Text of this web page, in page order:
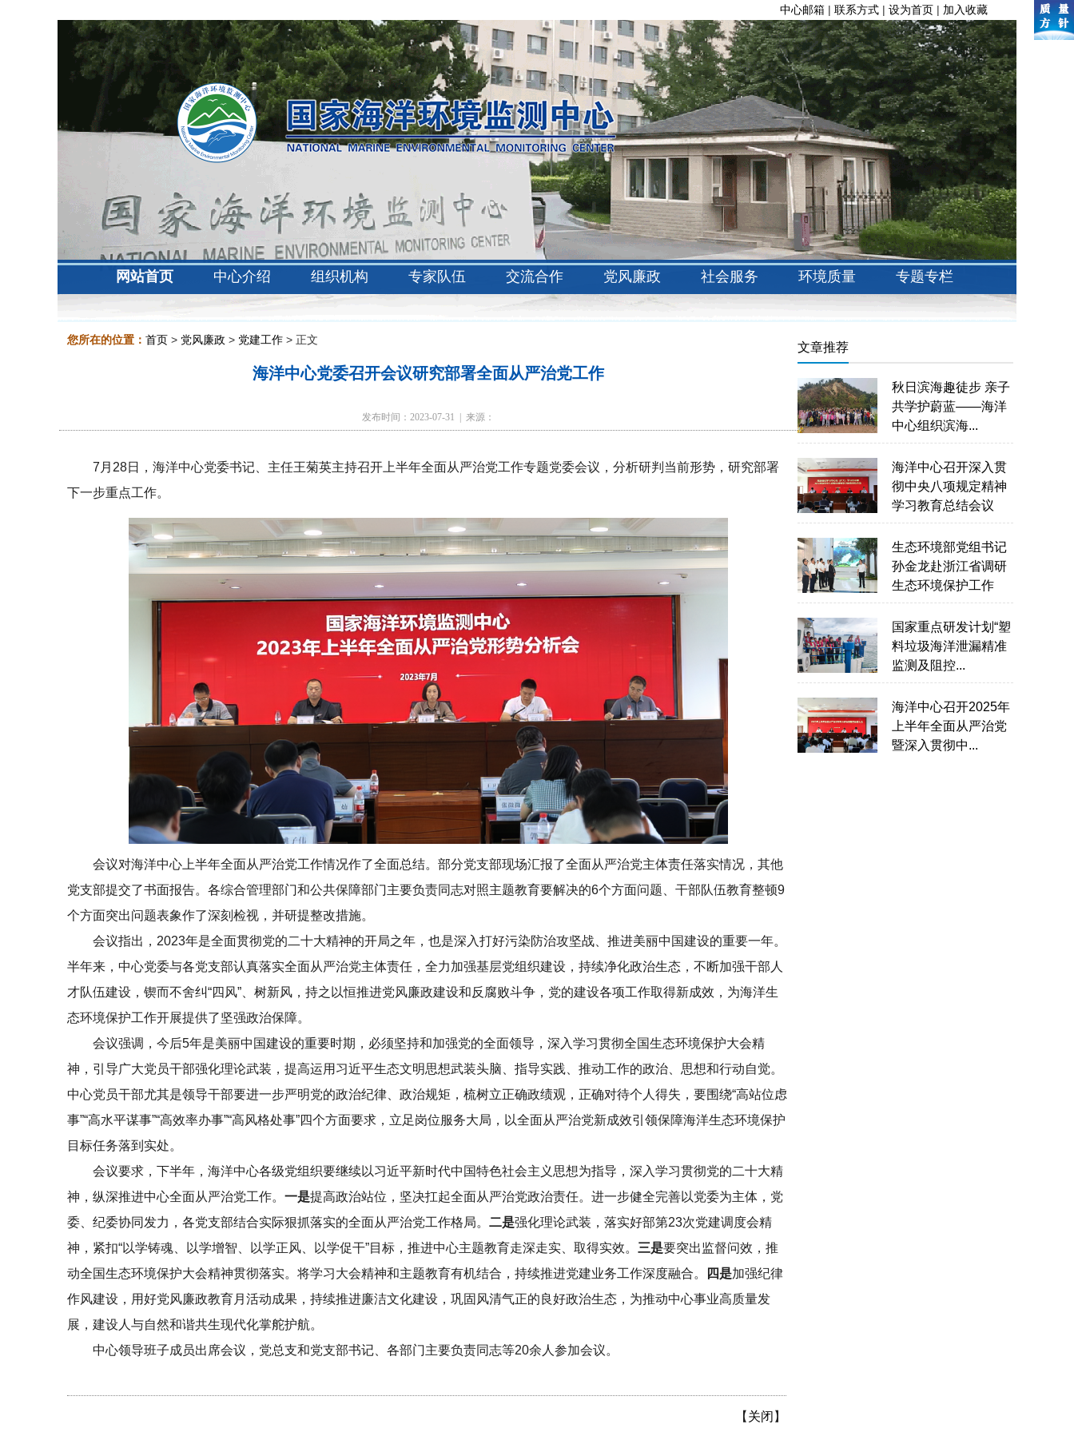
中心邮箱 | 联系方式 | 设为首页 | 加入收藏
网站首页 中心介绍 组织机构 专家队伍 交流合作 党风廉政 社会服务 环境质量 专题专栏
您所在的位置： 首页> 党风廉政 > 党建工作> 正文
海洋中心党委召开会议研究部署全面从严治党工作
发布时间：2023-07-31 | 来源：
7月28日，海洋中心党委书记、主任王菊英主持召开上半年全面从严治党工作专题党委会议，分析研判当前形势，研究部署
下一步重点工作。
会议对海洋中心上半年全面从严治党工作情况作了全面总结。部分党支部现场汇报了全面从严治党主体责任落实情况，其他
党支部提交了书面报告。各综合管理部门和公共保障部门主要负责同志对照主题教育要解决的6个方面问题、干部队伍教育整顿9
个方面突出问题表象作了深刻检视，并研提整改措施。
会议指出，2023年是全面贯彻党的二十大精神的开局之年，也是深入打好污染防治攻坚战、推进美丽中国建设的重要一年。
半年来，中心党委与各党支部认真落实全面从严治党主体责任，全力加强基层党组织建设，持续净化政治生态，不断加强干部人
才队伍建设，锲而不舍纠“四风”、树新风，持之以恒推进党风廉政建设和反腐败斗争，党的建设各项工作取得新成效，为海洋生
态环境保护工作开展提供了坚强政治保障。
会议强调，今后5年是美丽中国建设的重要时期，必须坚持和加强党的全面领导，深入学习贯彻全国生态环境保护大会精
神，引导广大党员干部强化理论武装，提高运用习近平生态文明思想武装头脑、指导实践、推动工作的政治、思想和行动自觉。
中心党员干部尤其是领导干部要进一步严明党的政治纪律、政治规矩，梳树立正确政绩观，正确对待个人得失，要围绕“高站位虑
事”“高水平谋事”“高效率办事”“高风格处事”四个方面要求，立足岗位服务大局，以全面从严治党新成效引领保障海洋生态环境保护
目标任务落到实处。
会议要求，下半年，海洋中心各级党组织要继续以习近平新时代中国特色社会主义思想为指导，深入学习贯彻党的二十大精
神，纵深推进中心全面从严治党工作。 一是提高政治站位，坚决扛起全面从严治党政治责任。进一步健全完善以党委为主体，党
委、纪委协同发力，各党支部结合实际狠抓落实的全面从严治党工作格局。 二是强化理论武装，落实好部第23次党建调度会精
神，紧扣“以学铸魂、以学增智、以学正风、以学促干”目标，推进中心主题教育走深走实、取得实效。 三是要突出监督问效，推
动全国生态环境保护大会精神贯彻落实。将学习大会精神和主题教育有机结合，持续推进党建业务工作深度融合。
四是加强纪律
作风建设，用好党风廉政教育月活动成果，持续推进廉洁文化建设，巩固风清气正的良好政治生态，为推动中心事业高质量发
展，建设人与自然和谐共生现代化掌舵护航。
中心领导班子成员出席会议，党总支和党支部书记、各部门主要负责同志等20余人参加会议。
【 关闭 】
文章推荐
秋日滨海趣徒步 亲子
共学护蔚蓝——海洋
中心组织滨海...
海洋中心召开深入贯
彻中央八项规定精神
学习教育总结会议
生态环境部党组书记
孙金龙赴浙江省调研
生态环境保护工作
国家重点研发计划“塑
料垃圾海洋泄漏精准
监测及阻控...
海洋中心召开2025年
上半年全面从严治党
暨深入贯彻中...